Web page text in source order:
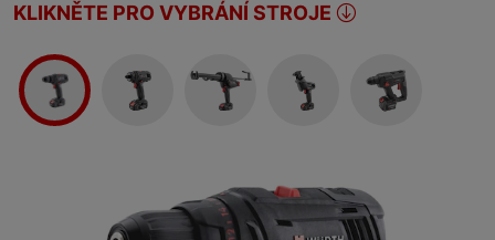
KLIKNĚTE PRO VYBRÁNÍ STROJE